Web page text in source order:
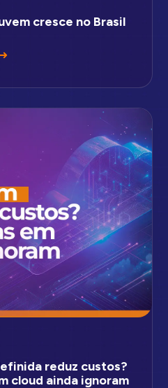
cresce no Brasil
reduz custos?
cloud ainda ignoram